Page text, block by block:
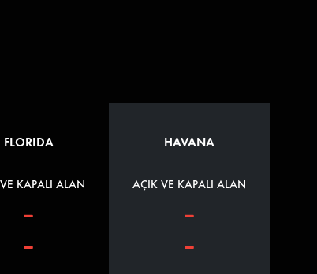
FLORIDA
KAPALI ALAN
HAVANA
AÇIK VE KAPALI ALAN